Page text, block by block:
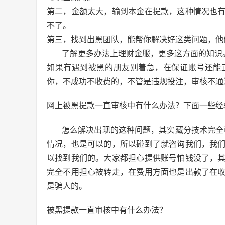
第二，金额太大，输到本金在提款，这种情况也
不了。
第三，找到出黑团队，能帮你解决好这类问题，
了解更多办法上理财金服，更多这方面的知识
如果有遇到被黑的朋友别着急，在保证账号还
你，不成功不收费的，不管是违规投注，审核不
网上被黑提款一直审核中有什么办法？下面一些
怎么解决出现的这种问题，其实藏分技术完
情况，也是可以的，所以碰到了就咨询我们，我
以找到我们的。大家都担心提供账号怕钱没了，
完全不用担心被转走，在费用方面也是出款了在
是骗人的。
被黑提款一直审核中有什么办法？